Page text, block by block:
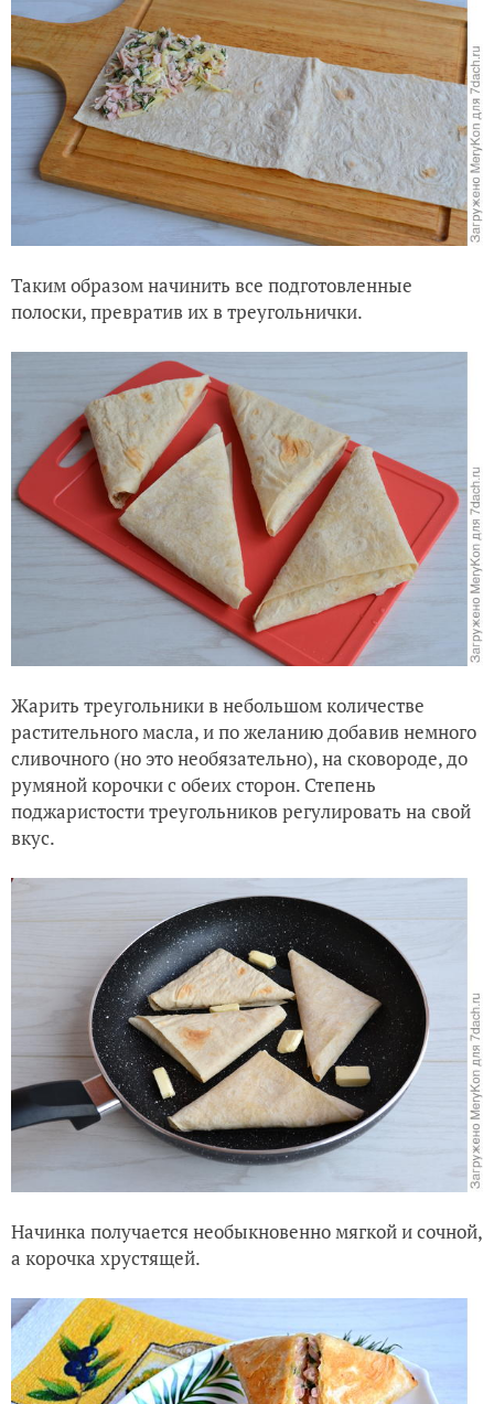
Таким образом начинить все подготовленные
полоски, превратив их в треугольнички.
Жарить треугольники в небольшом количестве
растительного масла, и по желанию добавив немного
сливочного (но это необязательно), на сковороде, до
румяной корочкис обеих сторон. Степень
поджаристости треугольников регулировать на свой
вкус.
Начинка получается необыкновенно мягкой и сочной,
а корочка хрустящей.